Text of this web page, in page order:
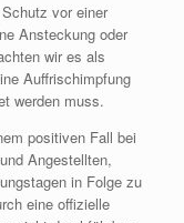
vor einer
Ansteckung oder
wir es als
Auffrischimpfung
werden muss.
positiven Fall bei
Angestellten,
in Folge zu
eine offizielle